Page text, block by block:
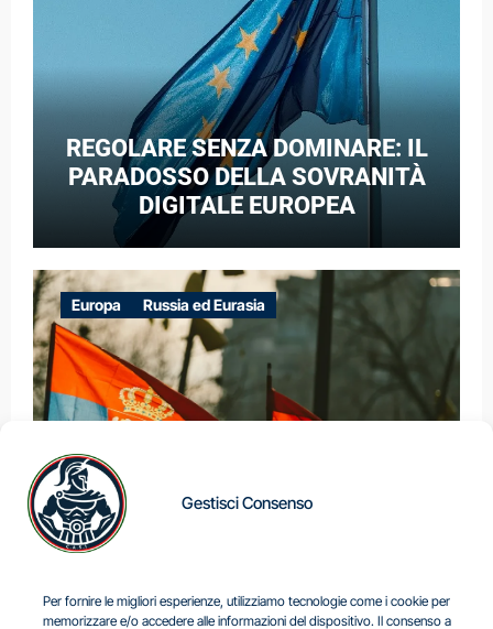
Gestisci Consenso
Per fornire le migliori esperienze, utilizziamo tecnologie come i cookie per
memorizzare e/o accedere alle informazioni del dispositivo. Il consenso a
REGOLARE SENZA DOMINARE: IL
PARADOSSO DELLA SOVRANITÀ
DIGITALE EUROPEA
Europa Russia ed Eurasia